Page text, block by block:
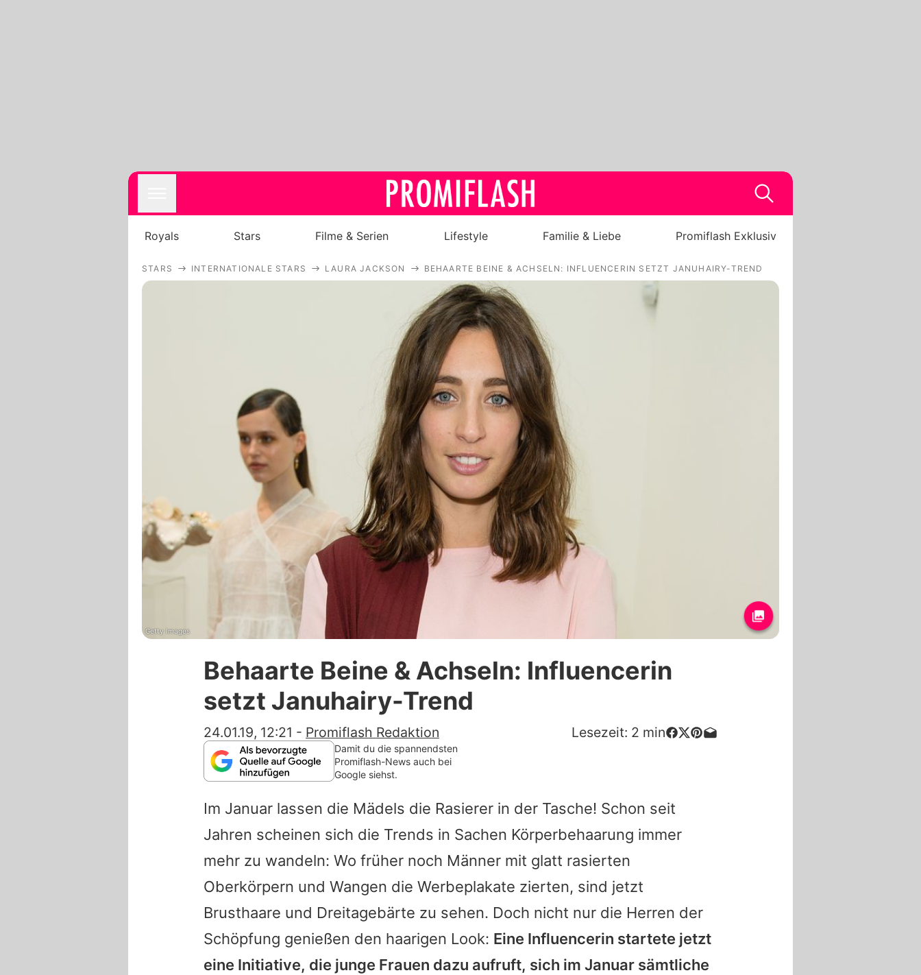
Royals
Stars
Filme & Serien
Lifestyle
Familie & Liebe
Promiflash Exklusiv
Alle Themen auf Promiflash
Jobs
App runterladen
Team
Redaktionelle Richtlinien
Datenschutzerklärung
Nutzungsbedingungen
Utiq verwalten
Royals Stars Filme & Serien Lifestyle Familie & Liebe Promiflash Exklusiv
STARS INTERNATIONALE STARS LAURA JACKSON BEHAARTE BEINE & ACHSELN: INFLUENCERIN SETZT JANUHAIRY-TREND
Getty Images
Behaarte Beine & Achseln: Influencerin
setzt Januhairy-Trend
24.01.19, 12:21 - Promiflash Redaktion Lesezeit: 2 min
Damit du die spannendsten
Promiflash-News auch bei
Google siehst.
Im Januar lassen die Mädels die Rasierer in der Tasche! Schon seit
Jahren scheinen sich die Trends in Sachen Körperbehaarung immer
mehr zu wandeln: Wo früher noch Männer mit glatt rasierten
Oberkörpern und Wangen die Werbeplakate zierten, sind jetzt
Brusthaare und Dreitagebärte zu sehen. Doch nicht nur die Herren der
Schöpfung genießen den haarigen Look: Eine Influencerin startete jetzt
eine Initiative, die junge Frauen dazu aufruft, sich im Januar sämtliche